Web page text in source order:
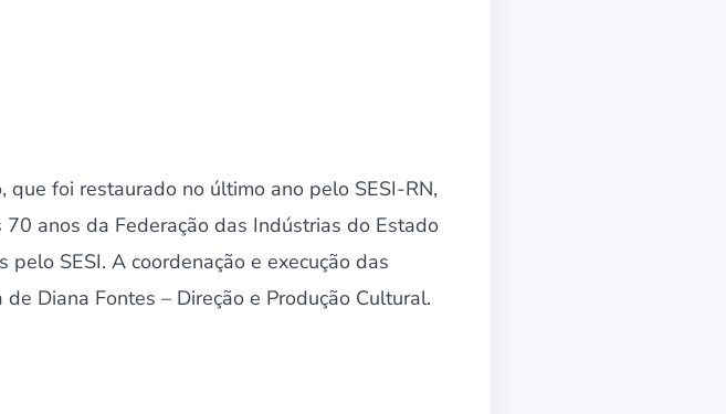
foi restaurado no último ano pelo SESI-RN,
anos da Federação das Indústrias do Estado
SESI. A coordenação e execução das
Diana Fontes – Direção e Produção Cultural.